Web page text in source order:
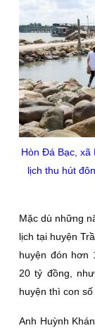
Hòn Đá Bạc, xã
lịch thu hút
Mặc dù những
lịch tại huyện
huyện đón hơn
20 tỷ đồng,
huyện thì con số
Anh Huỳnh